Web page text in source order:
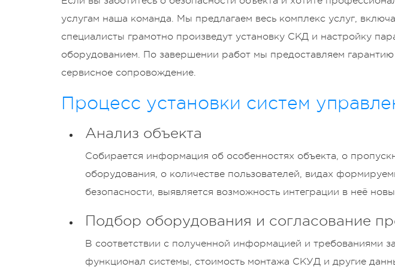
услугам наша команда. Мы предлагаем весь комплекс услуг,
специалисты грамотно произведут установку СКД и настройку
оборудованием. По завершении работ мы предоставляем
сервисное сопровождение.
Процесс установки систем
Анализ объекта
Собирается информация об особенностях объекта, о
оборудования, о количестве пользователей, видах
безопасности, выявляется возможность интеграции в неё
Подбор оборудования и согласование
В соответствии с полученной информацией и требованиями
функционал системы, стоимость монтажа СКУД и другие